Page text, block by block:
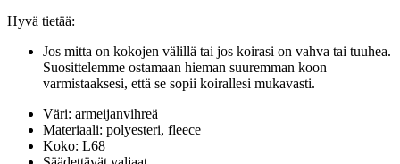
Hyvä tietää:
Jos mitta on kokojen välillä tai jos koirasi on vahva tai tuuhea.
Suosittelemme ostamaan hieman suuremman koon
varmistaaksesi, että se sopii koirallesi mukavasti.
Väri: armeijanvihreä
Materiaali: polyesteri, fleece
Koko: L68